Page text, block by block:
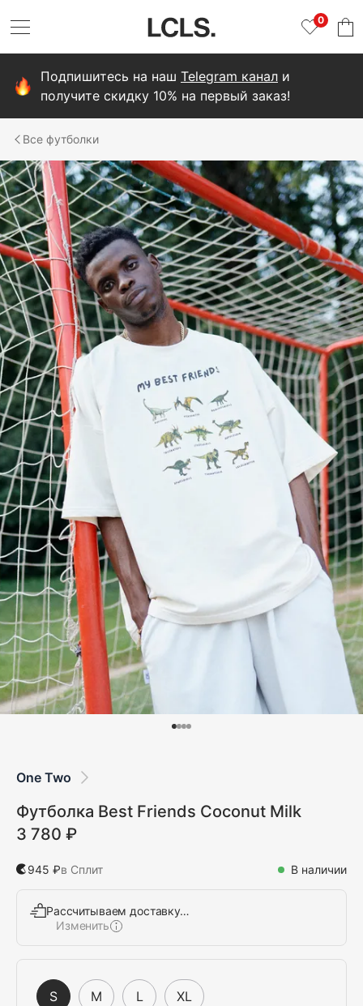
0
Подпишитесь на наш Telegram канал и
получите скидку 10% на первый заказ!
футболки
One Two
Футболка Best Friends Coconut Milk
3 780 ₽
945 ₽в Сплит В наличии
Рассчитываем доставку…
Изменить
S M L XL